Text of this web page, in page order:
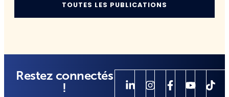
TOUTES LES PUBLICATIONS
Restez connectés
!